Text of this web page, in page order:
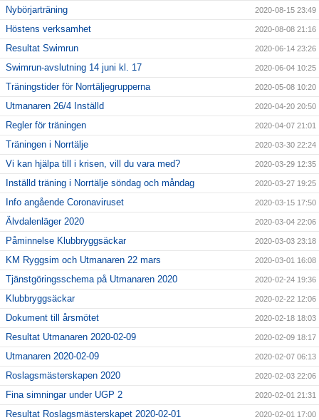
Nybörjarträning 2020-08-15 23:49
Höstens verksamhet 2020-08-08 21:16
Resultat Swimrun 2020-06-14 23:26
Swimrun-avslutning 14 juni kl. 17 2020-06-04 10:25
Träningstider för Norrtäljegrupperna 2020-05-08 10:20
Utmanaren 26/4 Inställd 2020-04-20 20:50
Regler för träningen 2020-04-07 21:01
Träningen i Norrtälje 2020-03-30 22:24
Vi kan hjälpa till i krisen, vill du vara med? 2020-03-29 12:35
Inställd träning i Norrtälje söndag och måndag 2020-03-27 19:25
Info angående Coronaviruset 2020-03-15 17:50
Älvdalenläger 2020 2020-03-04 22:06
Påminnelse Klubbryggsäckar 2020-03-03 23:18
KM Ryggsim och Utmanaren 22 mars 2020-03-01 16:08
Tjänstgöringsschema på Utmanaren 2020 2020-02-24 19:36
Klubbryggsäckar 2020-02-22 12:06
Dokument till årsmötet 2020-02-18 18:03
Resultat Utmanaren 2020-02-09 2020-02-09 18:17
Utmanaren 2020-02-09 2020-02-07 06:13
Roslagsmästerskapen 2020 2020-02-03 22:06
Fina simningar under UGP 2 2020-02-01 21:31
Resultat Roslagsmästerskapet 2020-02-01 2020-02-01 17:00